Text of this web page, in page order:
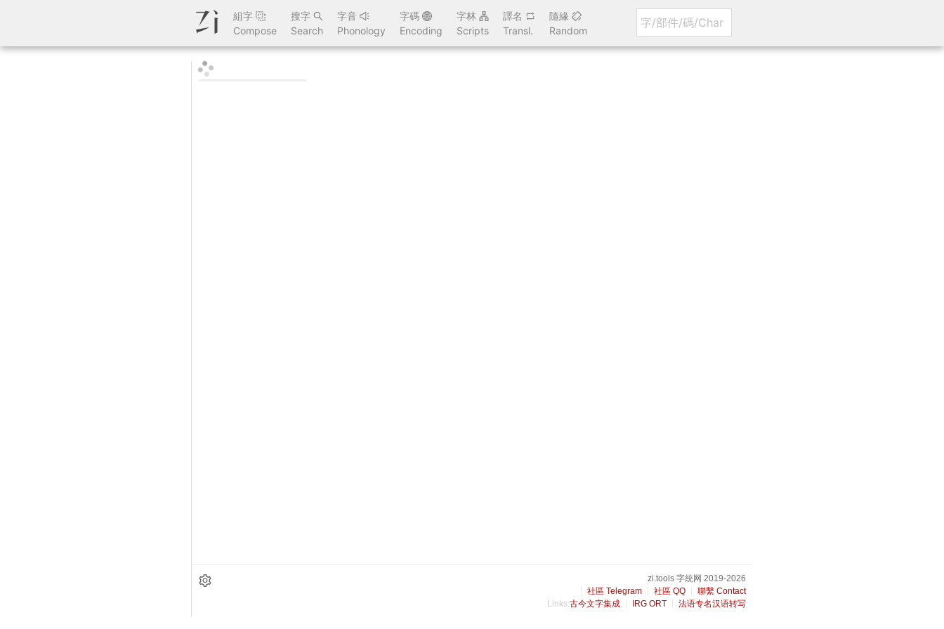
組字
Compose
搜字
Search
字音
Phonology
字碼
Encoding
字林
Scripts
譯名
Transl.
隨緣
Random
zi.tools 字統网 2019-2026
社區 Telegram
社區 QQ
聯繫 Contact
Links:古今文字集成 IRG ORT 法语专名汉语转写